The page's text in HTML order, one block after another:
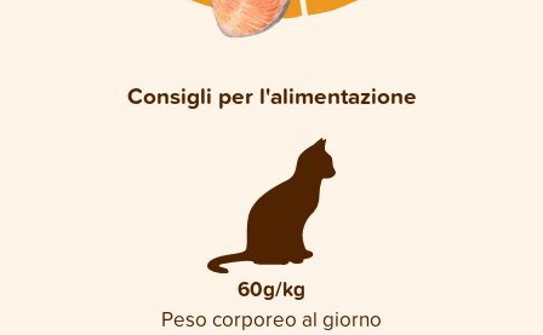
Consigli per l'alimentazione
60g/kg
Peso corporeo al giorno